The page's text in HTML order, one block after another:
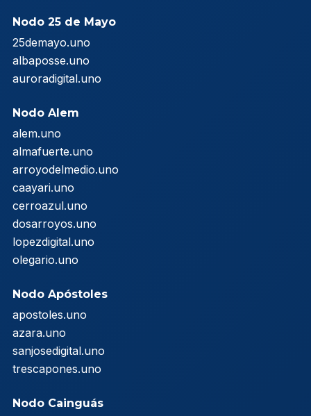
Nodo 25 de Mayo
25demayo.uno
albaposse.uno
auroradigital.uno
Nodo Alem
alem.uno
almafuerte.uno
arroyodelmedio.uno
caayari.uno
cerroazul.uno
dosarroyos.uno
lopezdigital.uno
olegario.uno
Nodo Apóstoles
apostoles.uno
azara.uno
sanjosedigital.uno
trescapones.uno
Nodo Cainguás